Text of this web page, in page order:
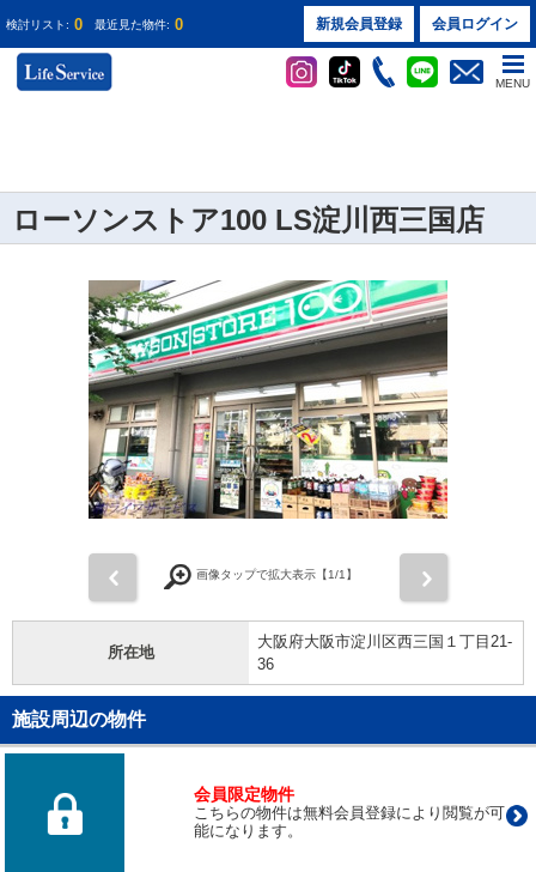
検討リスト: 0 最近見た物件: 0 新規会員登録 会員ログイン
MENU
ローソンストア100 LS淀川西三国店
画像タップで拡大表示【1/1】
所在地
大阪府大阪市淀川区西三国１丁目21-
36
施設周辺の物件
会員限定物件
こちらの物件は無料会員登録により閲覧が可
能になります。